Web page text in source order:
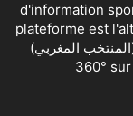
d'information
plateforme est
(المنتخب المغربي) et de la Botola Pro avec un regard de